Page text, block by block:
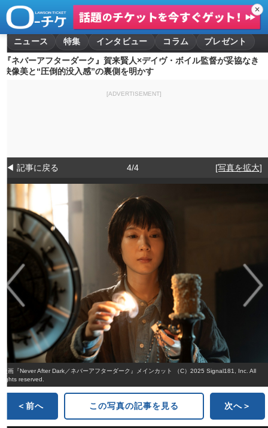
✕
ニュース 特集 インタビュー コラム
プレゼント
『ネバーアフターダーク』賀来賢人×デイヴ・ボイル監督が妥協なき
映像美と“圧倒的没入感”の裏側を明かす
[ADVERTISEMENT]
◀ 記事に戻る 4/4 [写真を拡大]
映画『Never After Dark／ネバーアフターダーク』メインカット （C）2025 Signal181, Inc. All
rights reserved.
＜前へ この写真の記事を見る 次へ＞